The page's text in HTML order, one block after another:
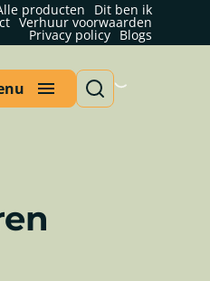
producten Dit ben ik
Verhuur voorwaarden
Privacy policy Blogs